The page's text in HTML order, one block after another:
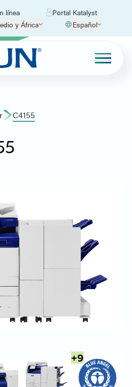
línea
Portal Katalyst
y África
Español
C4155
+9